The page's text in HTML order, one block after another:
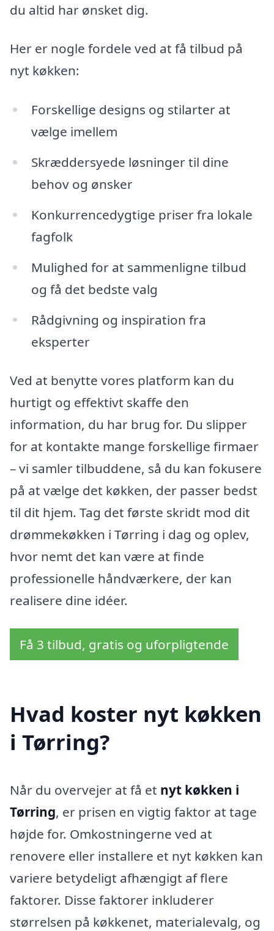
du altid har ønsket dig.
Her er nogle fordele ved at få tilbud på
nyt køkken:
Forskellige designs og stilarter at
vælge imellem
Skræddersyede løsninger til dine
behov og ønsker
Konkurrencedygtige priser fra lokale
fagfolk
Mulighed for at sammenligne tilbud
og få det bedste valg
Rådgivning og inspiration fra
eksperter
Ved at benytte vores platform kan du
hurtigt og effektivt skaffe den
information, du har brug for. Du slipper
for at kontakte mange forskellige firmaer
– vi samler tilbuddene, så du kan fokusere
på at vælge det køkken, der passer bedst
til dit hjem. Tag det første skridt mod dit
drømmekøkken i Tørring i dag og oplev,
hvor nemt det kan være at finde
professionelle håndværkere, der kan
realisere dine idéer.
Få 3 tilbud, gratis og uforpligtende
Hvad koster nyt køkken
i Tørring?
Når du overvejer at få et nyt køkken i
Tørring, er prisen en vigtig faktor at tage
højde for. Omkostningerne ved at
renovere eller installere et nyt køkken kan
variere betydeligt afhængigt af flere
faktorer. Disse faktorer inkluderer
størrelsen på køkkenet, materialevalg, og